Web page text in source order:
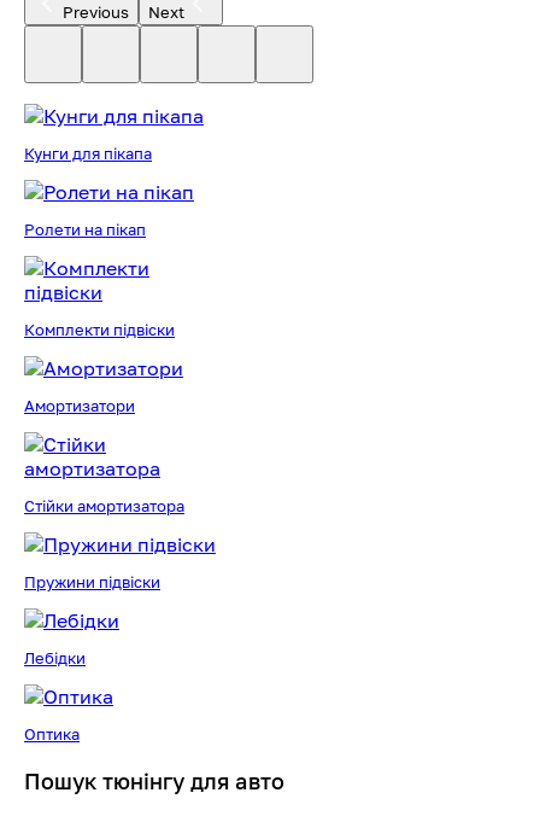
Previous Next
Кунги для пікапа
Ролети на пікап
Комплекти підвіски
Амортизатори
Стійки амортизатора
Пружини підвіски
Лебідки
Оптика
Пошук тюнінгу для авто